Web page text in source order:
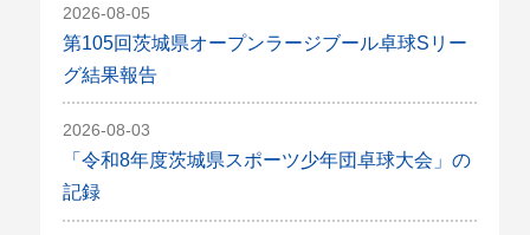
2026-08-05
第105回茨城県オープンラージブール卓球Sリー
グ結果報告
2026-08-03
「令和8年度茨城県スポーツ少年団卓球大会」の
記録